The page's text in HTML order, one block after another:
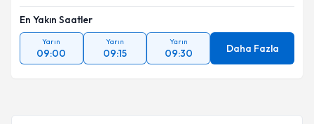
En Yakın Saatler
Yarın
09:00
Yarın
09:15
Yarın
09:30 Daha Fazla